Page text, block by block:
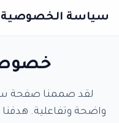
سياسة الخصوصية
لقد صممنا صفحة
واضحة وتفاعلية.